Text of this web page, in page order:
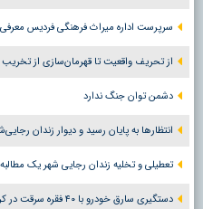
سرپرست اداره میراث فرهنگی فردیس
از تحریف واقعیت تا قهرمان‌سازی از تخریب
دشمن توان جنگ ندارد
انتظارها به پایان رسید و دیوار زندان
تعطیلی و تخلیه زندان رجایی شهر یک
دستگیری سارق خودرو با ۴۰ فقره سرقت در کرج